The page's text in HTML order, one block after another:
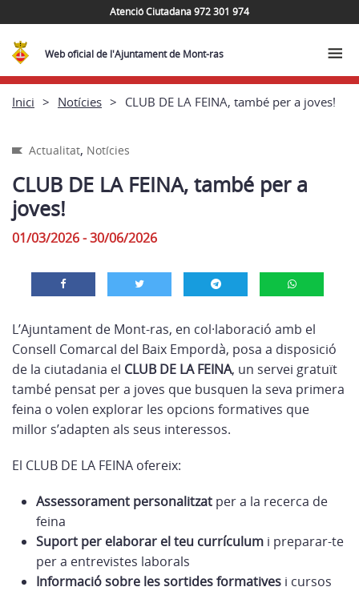
Atenció Ciutadana 972 301 974
Web oficial de l'Ajuntament de Mont-ras
Inici Notícies CLUB DE LA FEINA, també per a joves!
Actualitat, Notícies
CLUB DE LA FEINA, també per a
joves!
01/03/2026 - 30/06/2026
L’Ajuntament de Mont-ras, en col·laboració amb el
Consell Comarcal del Baix Empordà, posa a disposició
de la ciutadania el CLUB DE LA FEINA, un servei gratuït
també pensat per a joves que busquen la seva primera
feina o volen explorar les opcions formatives que
millor s’adapten als seus interessos.
El CLUB DE LA FEINA ofereix:
Assessorament personalitzat per a la recerca de
feina
Suport per elaborar el teu currículum i preparar-te
per a entrevistes laborals
Informació sobre les sortides formatives i cursos